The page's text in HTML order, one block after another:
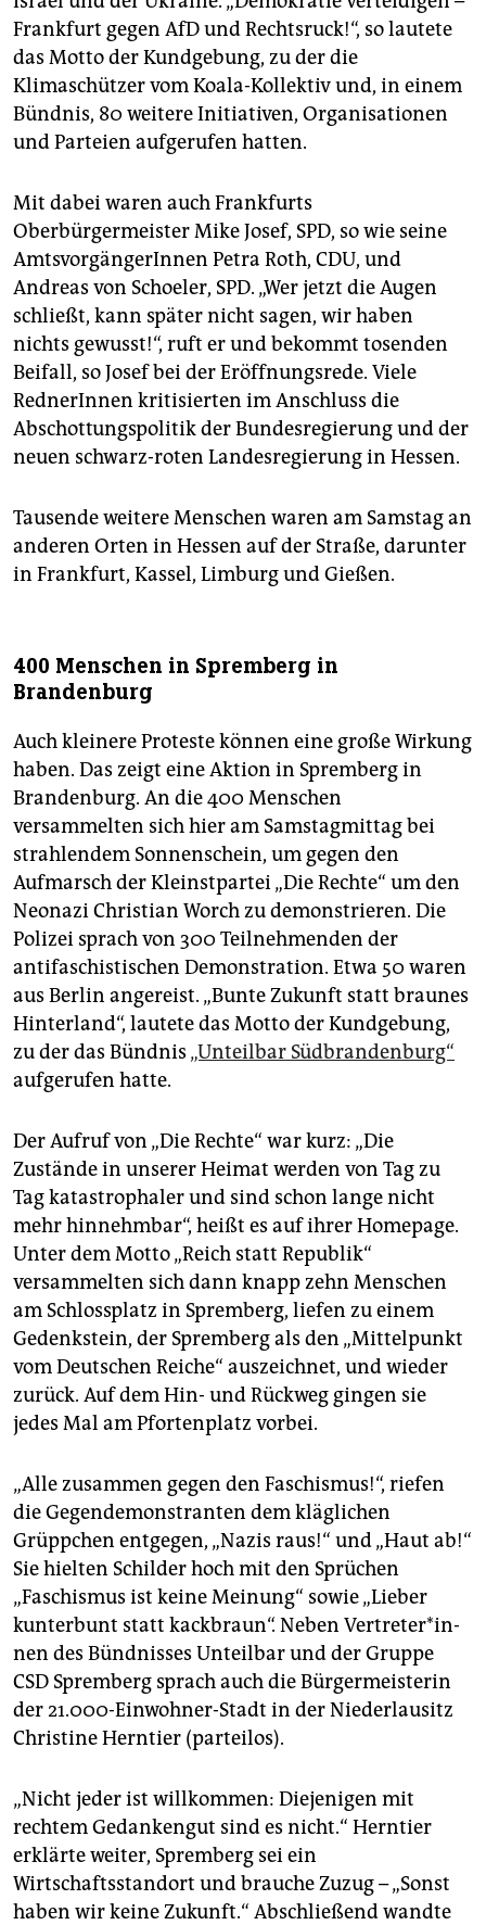
Frankfurt gegen AfD und Rechtsruck!“, so lautete
das Motto der Kundgebung, zu der die
Klimaschützer vom Koala-Kollektiv und, in einem
Bündnis, 80 weitere Initiativen, Organisationen
und Parteien aufgerufen hatten.
Mit dabei waren auch Frankfurts
Oberbürgermeister Mike Josef, SPD, so wie seine
AmtsvorgängerInnen Petra Roth, CDU, und
Andreas von Schoeler, SPD. „Wer jetzt die Augen
schließt, kann später nicht sagen, wir haben
nichts gewusst!“, ruft er und bekommt tosenden
Beifall, so Josef bei der Eröffnungsrede. Viele
RednerInnen kritisierten im Anschluss die
Abschottungspolitik der Bundesregierung und der
neuen schwarz-roten Landesregierung in Hessen.
Tausende weitere Menschen waren am Samstag an
anderen Orten in Hessen auf der Straße, darunter
in Frankfurt, Kassel, Limburg und Gießen.
400 Menschen in Spremberg in
Brandenburg
Auch kleinere Proteste können eine große Wirkung
haben. Das zeigt eine Aktion in Spremberg in
Brandenburg. An die 400 Menschen
versammelten sich hier am Samstagmittag bei
strahlendem Sonnenschein, um gegen den
Aufmarsch der Kleinstpartei „Die Rechte“ um den
Neonazi Christian Worch zu demonstrieren. Die
Polizei sprach von 300 Teilnehmenden der
antifaschistischen Demonstration. Etwa 50 waren
aus Berlin angereist. „Bunte Zukunft statt braunes
Hinterland“, lautete das Motto der Kundgebung,
zu der das Bündnis „Unteilbar Südbrandenburg“
aufgerufen hatte.
Der Aufruf von „Die Rechte“ war kurz: „Die
Zustände in unserer Heimat werden von Tag zu
Tag katastrophaler und sind schon lange nicht
mehr hinnehmbar“, heißt es auf ihrer Homepage.
Unter dem Motto „Reich statt Republik“
versammelten sich dann knapp zehn Menschen
am Schlossplatz in Spremberg, liefen zu einem
Gedenkstein, der Spremberg als den „Mittelpunkt
vom Deutschen Reiche“ auszeichnet, und wieder
zurück. Auf dem Hin- und Rückweg gingen sie
jedes Mal am Pfortenplatz vorbei.
„Alle zusammen gegen den Faschismus!“, riefen
die Gegendemonstranten dem kläglichen
Grüppchen entgegen, „Nazis raus!“ und „Haut ab!“
Sie hielten Schilder hoch mit den Sprüchen
„Faschismus ist keine Meinung“ sowie „Lieber
kunterbunt statt kackbraun“. Neben Ver­tre­te­r*in­
nen des Bündnisses Unteilbar und der Gruppe
CSD Spremberg sprach auch die Bürgermeisterin
der 21.000-Einwohner-Stadt in der Niederlausitz
Christine Herntier (parteilos).
„Nicht jeder ist willkommen: Diejenigen mit
rechtem Gedankengut sind es nicht.“ Herntier
erklärte weiter, Spremberg sei ein
Wirtschaftsstandort und brauche Zuzug – „Sonst
haben wir keine Zukunft.“ Abschließend wandte